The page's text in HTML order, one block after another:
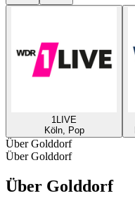
1LIVE
Köln, Pop
Über Golddorf
Über Golddorf
Über Golddorf